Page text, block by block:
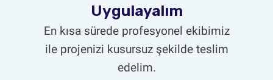
Uygulayalım
En kısa sürede profesyonel ekibimiz
ile projenizi kusursuz şekilde teslim
edelim.